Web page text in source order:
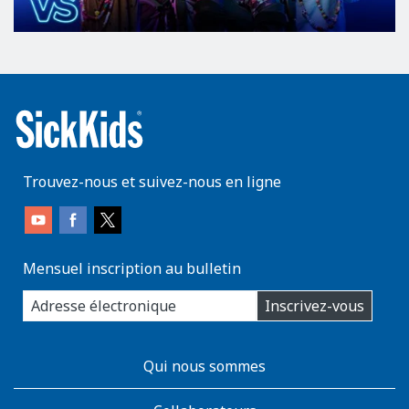
Trouvez-nous et suivez-nous en ligne
Mensuel inscription au bulletin
enter
you
email
Inscrivez-vous
AboutKidsHealthQui nous sommes